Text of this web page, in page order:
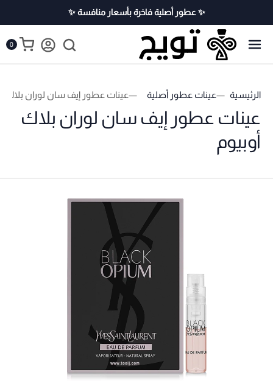
✨ عطور أصلية فاخرة بأسعار منافسة ✨
0
الرئيسية عينات عطور أصلية عينات عطور إيف سان لوران بلاك
عينات عطور إيف سان لوران بلاك
أوبيوم